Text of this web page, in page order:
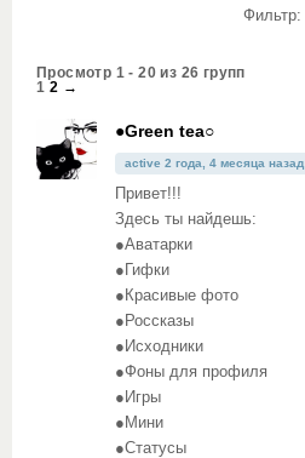
Фильтр:
Просмотр 1 - 20 из 26 групп
1 2 →
●Green tea○
active 2 года, 4 месяца назад
Привет!!!
Здесь ты найдешь:
●Аватарки
●Гифки
●Красивые фото
●Россказы
●Исходники
●Фоны для профиля
●Игры
●Мини
●Статусы